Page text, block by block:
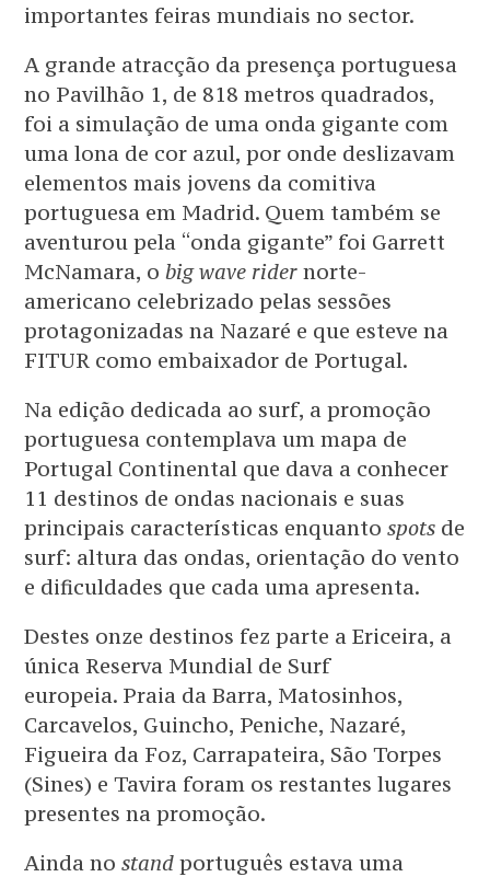
importantes feiras mundiais no sector.
A grande atracção da presença portuguesa
no Pavilhão 1, de 818 metros quadrados,
foi a simulação de uma onda gigante com
uma lona de cor azul, por onde deslizavam
elementos mais jovens da comitiva
portuguesa em Madrid. Quem também se
aventurou pela “onda gigante” foi Garrett
McNamara, obig wave rider norte-
americano celebrizado pelas sessões
protagonizadas na Nazaré e que esteve na
FITUR como embaixador de Portugal.
Na edição dedicada ao surf, a promoção
portuguesa contemplava um mapa de
Portugal Continental que dava a conhecer
11 destinos de ondas nacionais e suas
principais características enquantospots de
surf: altura das ondas, orientação do vento
e dificuldades que cada uma apresenta.
Destes onze destinos fez parte a Ericeira, a
única Reserva Mundial de Surf
europeia. Praia da Barra, Matosinhos,
Carcavelos, Guincho, Peniche, Nazaré,
Figueira da Foz, Carrapateira, São Torpes
(Sines) e Tavira foram os restantes lugares
presentes na promoção.
Ainda nostand português estava uma